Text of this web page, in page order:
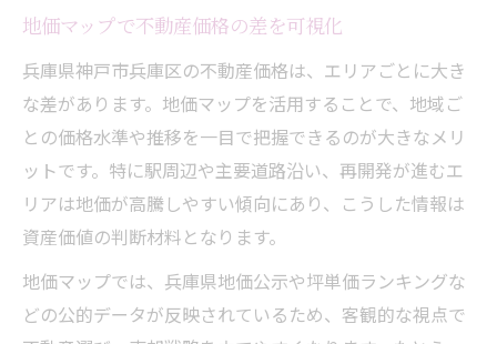
地価マップで不動産価格の差を可視化
兵庫県神戸市兵庫区の不動産価格は、エリアごとに大き
な差があります。地価マップを活用することで、地域ご
との価格水準や推移を一目で把握できるのが大きなメリ
ットです。特に駅周辺や主要道路沿い、再開発が進むエ
リアは地価が高騰しやすい傾向にあり、こうした情報は
資産価値の判断材料となります。
地価マップでは、兵庫県地価公示や坪単価ランキングな
どの公的データが反映されているため、客観的な視点で